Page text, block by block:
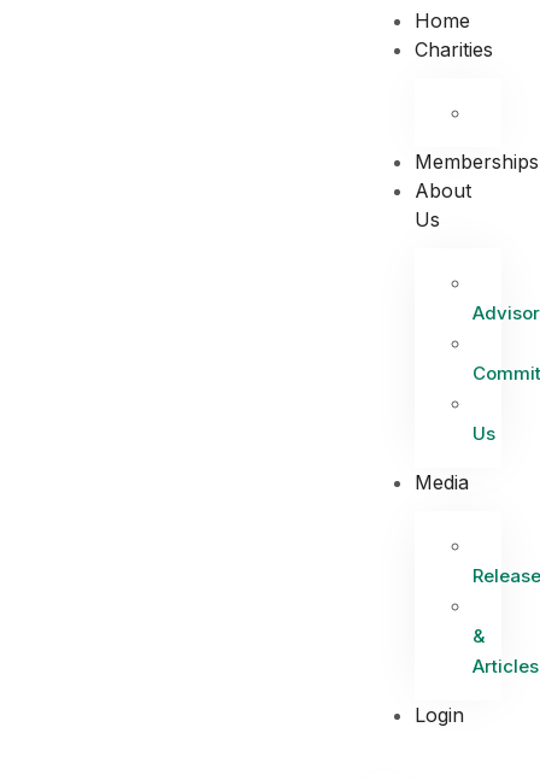
Home
Charities
Memberships
About
Us
Us
Media
Release
&
Articles
Login